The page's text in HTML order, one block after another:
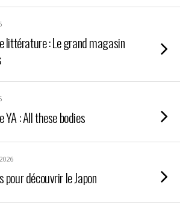
littérature : Le grand magasin
YA : All these bodies
pour découvrir le Japon